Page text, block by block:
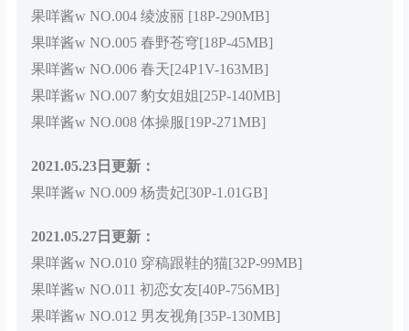
果咩酱w NO.004 绫波丽 [18P-290MB]
果咩酱w NO.005 春野苍穹[18P-45MB]
果咩酱w NO.006 春天[24P1V-163MB]
果咩酱w NO.007 豹女姐姐[25P-140MB]
果咩酱w NO.008 体操服[19P-271MB]
2021.05.23日更新：
果咩酱w NO.009 杨贵妃[30P-1.01GB]
2021.05.27日更新：
果咩酱w NO.010 穿稿跟鞋的猫[32P-99MB]
果咩酱w NO.011 初恋女友[40P-756MB]
果咩酱w NO.012 男友视角[35P-130MB]